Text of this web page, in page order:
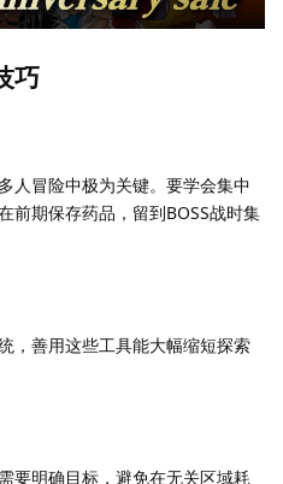
巧
人冒险中极为关键。要学会集中
前期保存药品，留到BOSS战时集
，善用这些工具能大幅缩短探索
要明确目标，避免在无关区域耗